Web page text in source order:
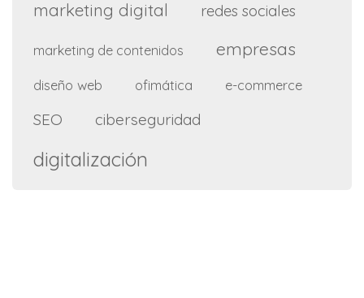
marketing digital redes sociales
marketing de contenidos empresas
diseño web ofimática e-commerce
SEO ciberseguridad
digitalización